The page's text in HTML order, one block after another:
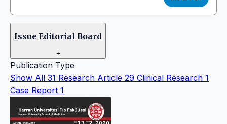
Issue Editorial Board
+
Publication Type
Show All 31 Research Article 29 Clinical Research 1
Case Report 1